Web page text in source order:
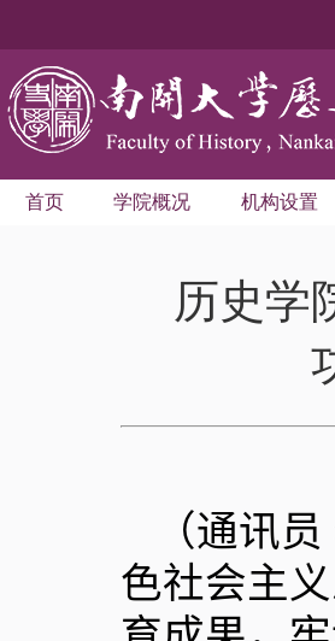
首页 学院概况 机构设置
历史学
（通讯
色社会主